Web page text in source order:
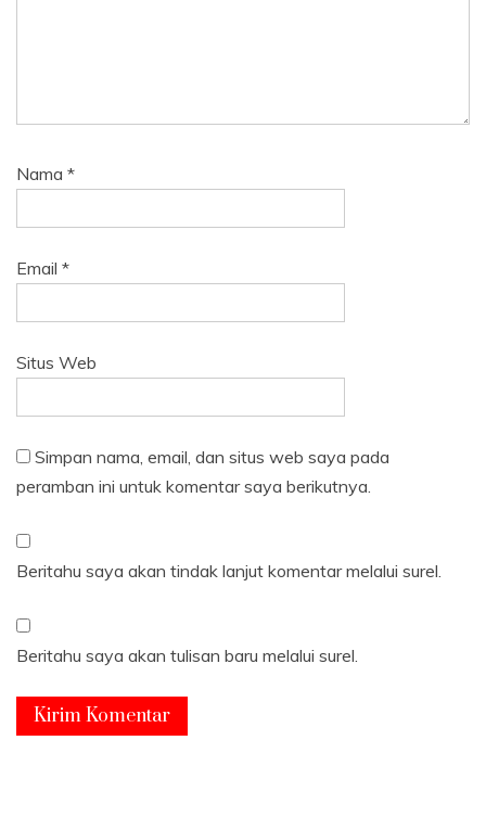
Nama *
Email *
Situs Web
Simpan nama, email, dan situs web saya pada
peramban ini untuk komentar saya berikutnya.
Beritahu saya akan tindak lanjut komentar melalui surel.
Beritahu saya akan tulisan baru melalui surel.